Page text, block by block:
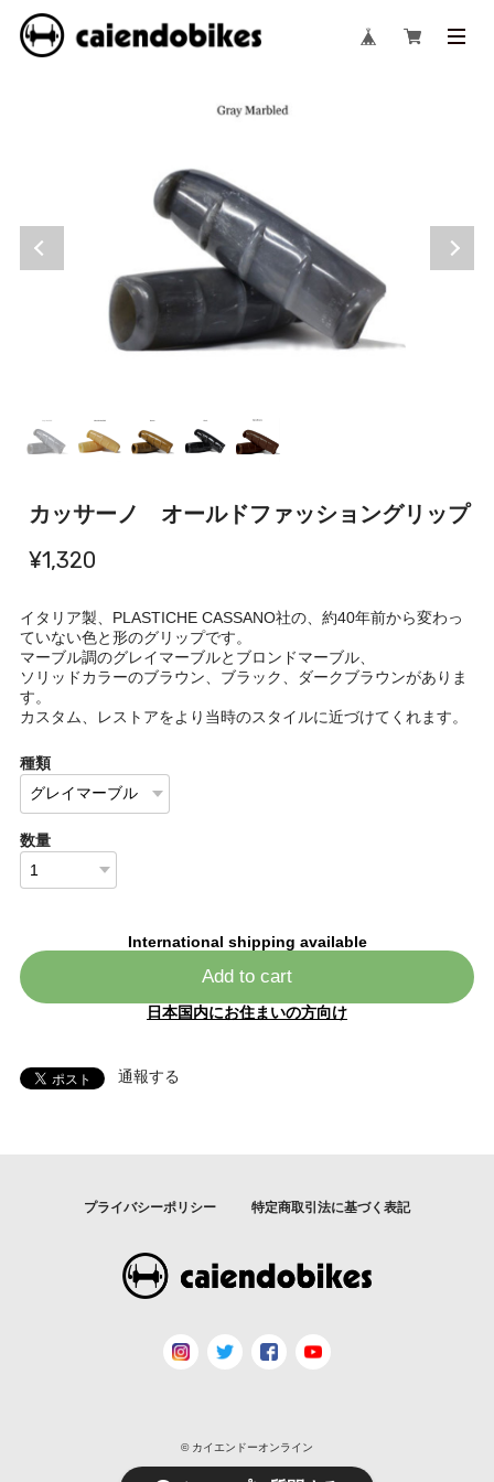
カッサーノ オールドファッショングリップ
¥1,320
イタリア製、PLASTICHE CASSANO社の、約40年前から変わっ
ていない色と形のグリップです。
マーブル調のグレイマーブルとブロンドマーブル、
ソリッドカラーのブラウン、ブラック、ダークブラウンがありま
す。
カスタム、レストアをより当時のスタイルに近づけてくれます。
種類
数量
International shipping available
Add to cart
日本国内にお住まいの方向け
通報する
プライバシーポリシー 特定商取引法に基づく表記
© カイエンドーオンライン